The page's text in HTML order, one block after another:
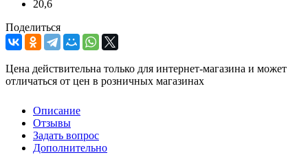
20,6
Поделиться
Цена действительна только для интернет-магазина и может
отличаться от цен в розничных магазинах
Описание
Отзывы
Задать вопрос
Дополнительно